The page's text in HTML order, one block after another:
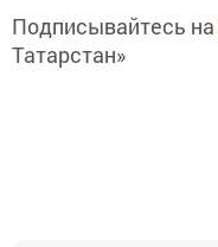
Подписывайтесь на
Татарстан»